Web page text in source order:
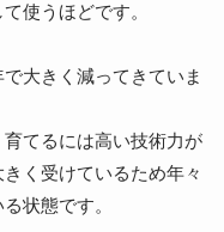
使うほどです。
大きく減ってきていま
てるには高い技術力が
く受けているため年々
状態です。